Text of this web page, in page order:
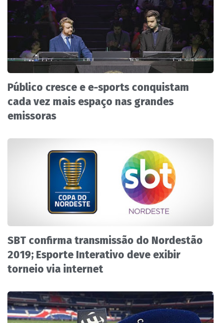
Público cresce e e-sports conquistam
cada vez mais espaço nas grandes
emissoras
SBT confirma transmissão do Nordestão
2019; Esporte Interativo deve exibir
torneio via internet